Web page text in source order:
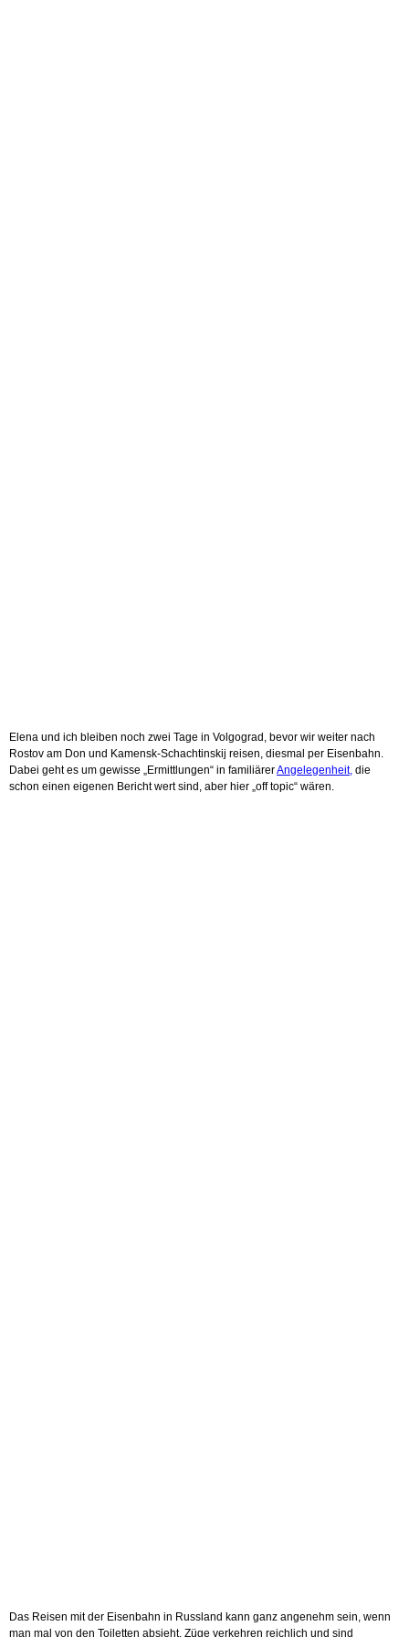
Elena und ich bleiben noch zwei Tage in Volgograd, bevor wir weiter nach
Rostov am Don und Kamensk-Schachtinskij reisen, diesmal per Eisenbahn.
Dabei geht es um gewisse „Ermittlungen“ in familiärerAngelegenheit, die
schon einen eigenen Bericht wert sind, aber hier „off topic“ wären.
Das Reisen mit der Eisenbahn in Russland kann ganz angenehm sein, wenn
man mal von den Toiletten absieht. Züge verkehren reichlich und sind